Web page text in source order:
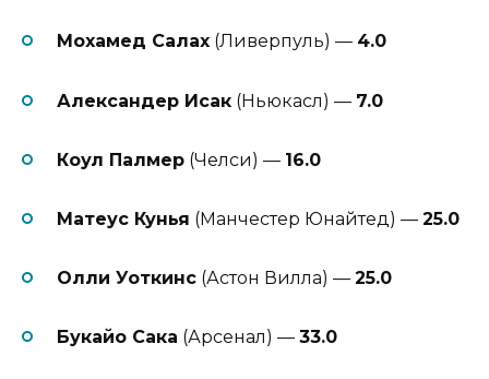
Мохамед Салах (Ливерпуль) — 4.0
Александер Исак (Ньюкасл) — 7.0
Коул Палмер (Челси) — 16.0
Матеус Кунья (Манчестер Юнайтед) — 25.0
Олли Уоткинс (Астон Вилла) — 25.0
Букайо Сака (Арсенал) — 33.0